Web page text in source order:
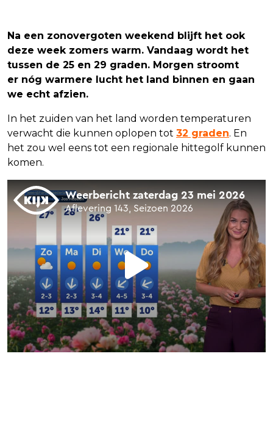
Na een zonovergoten weekend blijft het ook
deze week zomers warm. Vandaag wordt het
tussen de 25 en 29 graden. Morgen stroomt
er nóg warmere lucht het land binnen en gaan
we echt afzien.
In het zuiden van het land worden temperaturen
verwacht die kunnen oplopen tot 32 graden. En
het zou wel eens tot een regionale hittegolf kunnen
komen.